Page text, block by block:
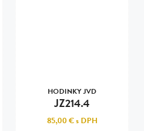
HODINKY JVD
JZ214.4
85,00 €s DPH